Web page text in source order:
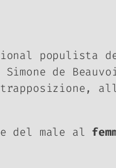
populista
de
del male al